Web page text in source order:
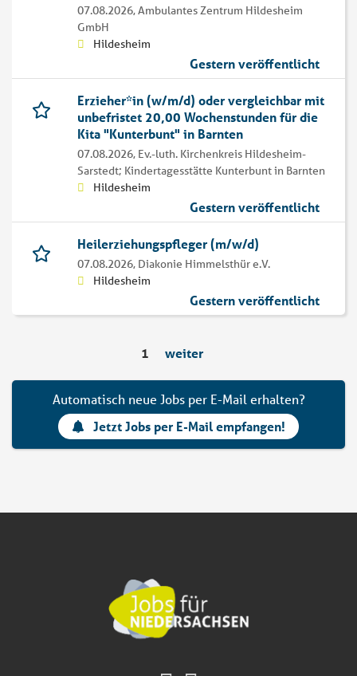
07.08.2026,Ambulantes Zentrum Hildesheim
GmbH
Hildesheim
Gestern veröffentlicht
Erzieher*in (w/m/d) oder vergleichbar mit
unbefristet 20,00 Wochenstunden für die
Kita "Kunterbunt" in Barnten
07.08.2026, Ev.-luth. Kirchenkreis Hildesheim-
Sarstedt; Kindertagesstätte Kunterbunt in Barnten
Hildesheim
Gestern veröffentlicht
Heilerziehungspfleger (m/w/d)
07.08.2026, Diakonie Himmelsthür e.V.
Hildesheim
Gestern veröffentlicht
1 weiter
Automatisch neue Jobs per E-Mail erhalten?
Jetzt Jobs per E-Mail empfangen!